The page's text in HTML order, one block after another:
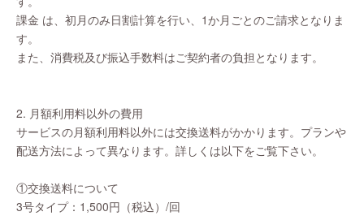
課金 は、初月のみ日割計算を行い、1か月ごとのご請求となりま
す。
また、消費税及び振込手数料はご契約者の負担となります。
2. 月額利用料以外の費用
サービスの月額利用料以外には交換送料がかかります。プランや
配送方法によって異なります。詳しくは以下をご覧下さい。
①交換送料について
3号タイプ：1,500円（税込）/回